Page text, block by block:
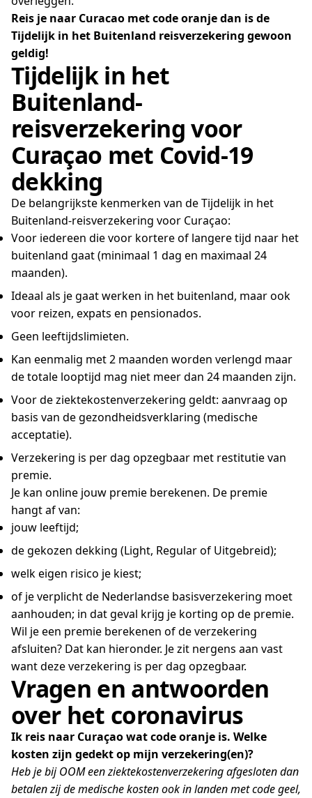
Reis je naar Curacao met code oranje dan is de
Tijdelijk in het Buitenland reisverzekering gewoon
geldig!
Tijdelijk in het
Buitenland-
reisverzekering voor
Curaçao met Covid-19
dekking
De belangrijkste kenmerken van de Tijdelijk in het
Buitenland-reisverzekering voor Curaçao:
Voor iedereen die voor kortere of langere tijd naar het
buitenland gaat (minimaal 1 dag en maximaal 24
maanden).
Ideaal als je gaat werken in het buitenland, maar ook
voor reizen, expats en pensionados.
Geen leeftijdslimieten.
Kan eenmalig met 2 maanden worden verlengd maar
de totale looptijd mag niet meer dan 24 maanden zijn.
Voor de ziektekostenverzekering geldt: aanvraag op
basis van de gezondheidsverklaring (medische
acceptatie).
Verzekering is per dag opzegbaar met restitutie van
premie.
Je kan online jouw premie berekenen. De premie
hangt af van:
jouw leeftijd;
de gekozen dekking (Light, Regular of Uitgebreid);
welk eigen risico je kiest;
of je verplicht de Nederlandse basisverzekering moet
aanhouden; in dat geval krijg je korting op de premie.
Wil je een premie berekenen of de verzekering
afsluiten? Dat kan hieronder. Je zit nergens aan vast
want deze verzekering is per dag opzegbaar.
Vragen en antwoorden
over het coronavirus
Ik reis naar Curaçao wat code oranje is. Welke
kosten zijn gedekt op mijn verzekering(en)?
Heb je bij OOM een ziektekostenverzekering afgesloten dan
betalen zij de medische kosten ook in landen met code geel,